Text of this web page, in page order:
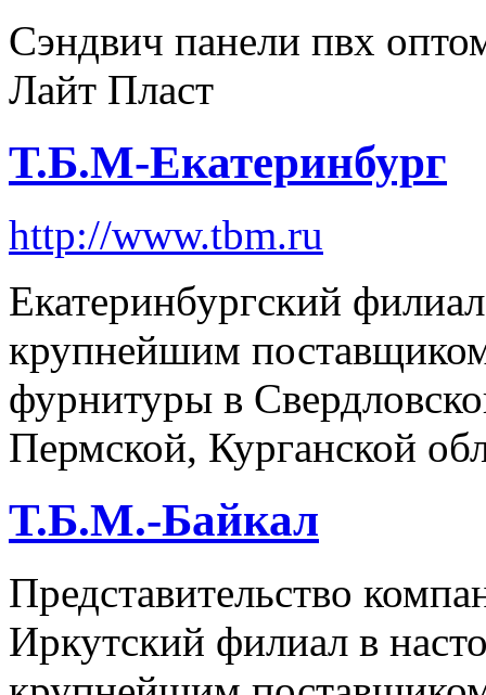
Сэндвич панели пвх
Лайт Пласт
Т.Б.М-Екатеринбург
http://www.tbm.ru
Екатеринбургский
крупнейшим
фурнитуры в
Пермской, Курганской
Т.Б.М.-Байкал
Представительство
Иркутский филиал в